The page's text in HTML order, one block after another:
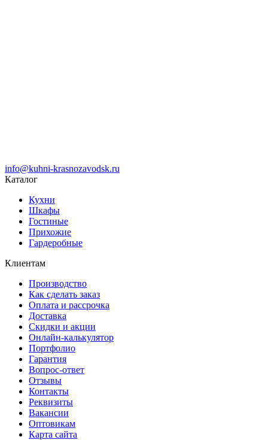
info@kuhni-krasnozavodsk.ru
Каталог
Кухни
Шкафы
Гостиные
Прихожие
Гардеробные
Клиентам
Производство
Как сделать заказ
Оплата и рассрочка
Доставка
Скидки и акции
Онлайн-калькулятор
Портфолио
Гарантия
Вопрос-ответ
Отзывы
Контакты
Реквизиты
Вакансии
Оптовикам
Карта сайта